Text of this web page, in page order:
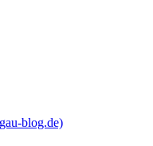
blog.de)